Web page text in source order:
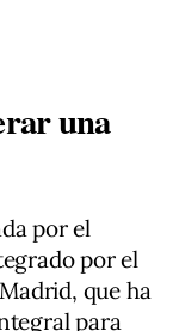
una
por el
por el
que ha
para